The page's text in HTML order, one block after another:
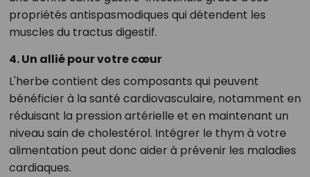
propriétés antispasmodiques qui détendent les
muscles du tractus digestif.
4. Un allié pour votre cœur
L'herbe contient des composants qui peuvent
bénéficier à la santé cardiovasculaire, notamment en
réduisant la pression artérielle et en maintenant un
niveau sain de cholestérol. Intégrer le thym à votre
alimentation peut donc aider à prévenir les maladies
cardiaques.